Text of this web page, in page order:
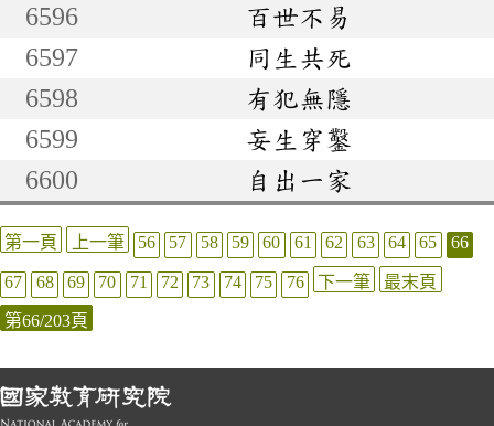
6596
百世不易
6597
同生共死
6598
有犯無隱
6599
妄生穿鑿
6600
自出一家
第一頁 上一筆 56 57 58 59 60 61 62 63 64 65 66
67 68 69 70 71 72 73 74 75 76 下一筆 最末頁
第66/203頁